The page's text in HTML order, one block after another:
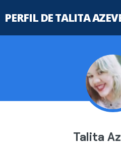
PERFIL DE TALITA
Talita